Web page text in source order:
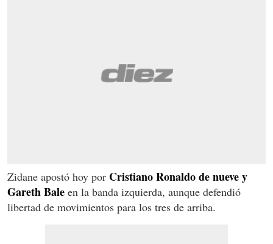
Zidane apostó hoy por Cristiano Ronaldo de nueve y
Gareth Bale en la banda izquierda, aunque defendió
libertad de movimientos para los tres de arriba.